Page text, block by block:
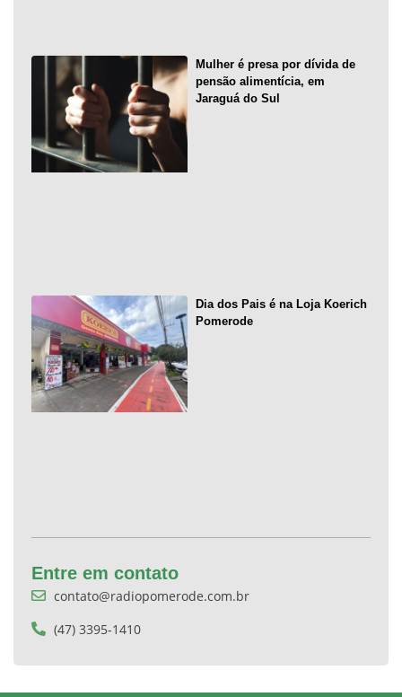
Mulher é presa por dívida de
pensão alimentícia, em
Jaraguá do Sul
Dia dos Pais é na Loja Koerich
Pomerode
Entre em contato
contato@radiopomerode.com.br
(47) 3395-1410